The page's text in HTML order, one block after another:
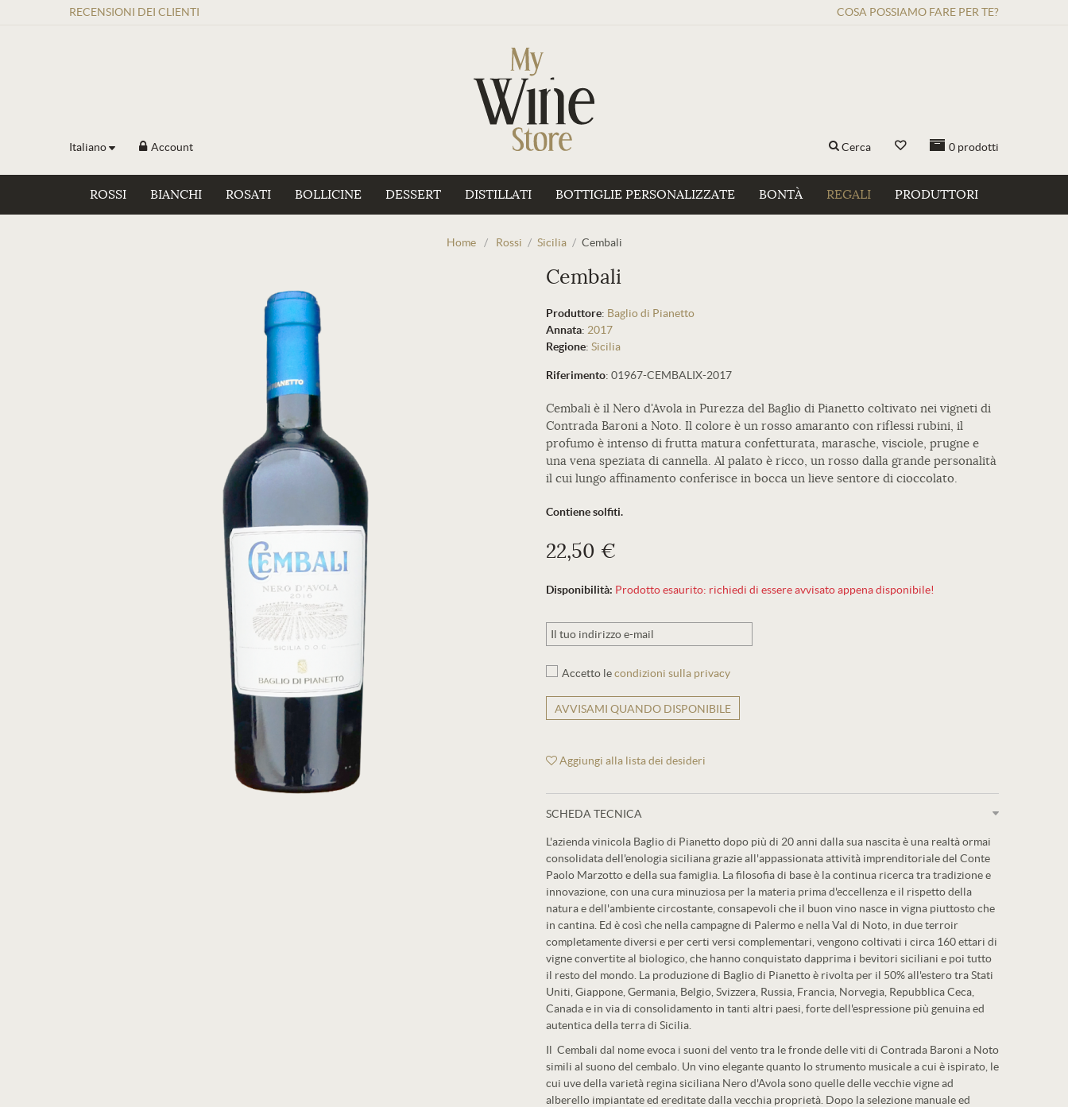
RECENSIONI DEI CLIENTI COSA POSSIAMO FARE PER TE?
Italiano Account 0 prodotti
Cerca
ROSSI BIANCHI ROSATI BOLLICINE DESSERT DISTILLATI BOTTIGLIE PERSONALIZZATE BONTÀ REGALI PRODUTTORI
Home / Rossi / Sicilia / Cembali
Cembali
Produttore: Baglio di Pianetto
Annata: 2017
Regione: Sicilia
Riferimento: 01967-CEMBALIX-2017
Cembali è il Nero d'Avola in Purezza del Baglio di Pianetto coltivato nei vigneti di
Contrada Baroni a Noto. Il colore è un rosso amaranto con riflessi rubini, il
profumo è intenso di frutta matura confetturata, marasche, visciole, prugne e
una vena speziata di cannella. Al palato è ricco, un rosso dalla grande personalità
il cui lungo affinamento conferisce in bocca un lieve sentore di cioccolato.
Contiene solfiti.
22,50 €
Disponibilità: Prodotto esaurito: richiedi di essere avvisato appena disponibile!
Accetto lecondizioni sulla privacy
AVVISAMI QUANDO DISPONIBILE
Aggiungi alla lista dei desideri
SCHEDA TECNICA
L'azienda vinicola Baglio di Pianetto dopo più di 20 anni dalla sua nascita è una realtà ormai
consolidata dell'enologia siciliana grazie all'appassionata attività imprenditoriale del Conte
Paolo Marzotto e della sua famiglia. La filosofia di base è la continua ricerca tra tradizione e
innovazione, con una cura minuziosa per la materia prima d'eccellenza e il rispetto della
natura e dell'ambiente circostante, consapevoli che il buon vino nasce in vigna piuttosto che
in cantina. Ed è così che nella campagne di Palermo e nella Val di Noto, in due terroir
completamente diversi e per certi versi complementari, vengono coltivati i circa 160 ettari di
vigne convertite al biologico, che hanno conquistato dapprima i bevitori siciliani e poi tutto
il resto del mondo. La produzione di Baglio di Pianetto è rivolta per il 50% all'estero tra Stati
Uniti, Giappone, Germania, Belgio, Svizzera, Russia, Francia, Norvegia, Repubblica Ceca,
Canada e in via di consolidamento in tanti altri paesi, forte dell'espressione più genuina ed
autentica della terra di Sicilia.
Il Cembali dal nome evoca i suoni del vento tra le fronde delle viti di Contrada Baroni a Noto
simili al suono del cembalo. Un vino elegante quanto lo strumento musicale a cui è ispirato, le
cui uve della varietà regina siciliana Nero d'Avola sono quelle delle vecchie vigne ad
alberello impiantate ed ereditate dalla vecchia proprietà. Dopo la selezione manuale ed